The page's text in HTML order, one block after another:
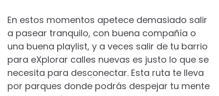
En estos momentos apetece demasiado salir
a pasear tranquilo, con buena compañía o
una buena playlist, y a veces salir de tu barrio
para eXplorar calles nuevas es justo lo que se
necesita para desconectar. Esta ruta te lleva
por parques donde podrás despejar tu mente